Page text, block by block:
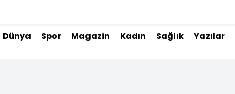
Dünya Spor Magazin Kadın Sağlık Yazılar